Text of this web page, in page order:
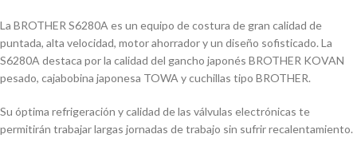
La BROTHER S6280A es un equipo de costura de gran calidad de
puntada, alta velocidad, motor ahorrador y un diseño sofisticado. La
S6280A destaca por la calidad del gancho japonés BROTHER KOVAN
pesado, cajabobina japonesa TOWA y cuchillas tipo BROTHER.
Su óptima refrigeración y calidad de las válvulas electrónicas te
permitirán trabajar largas jornadas de trabajo sin sufrir recalentamiento.